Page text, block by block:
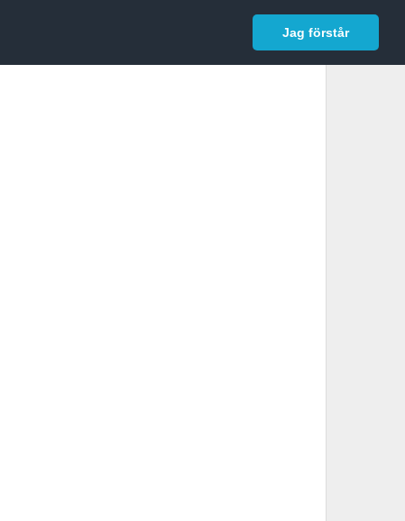
Jag förstår
Logga in